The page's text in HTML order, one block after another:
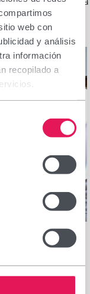
web con
y análisis
información
recopilado a
sanitari com
de molta
sistema de salut,
i amb